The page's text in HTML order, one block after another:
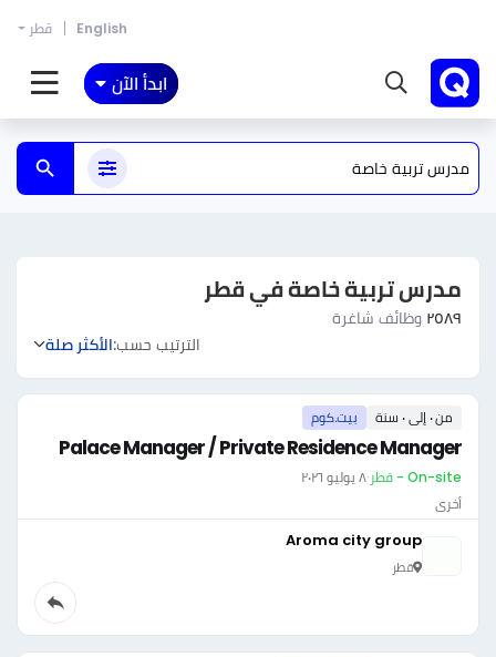
English قطر
ابدأ الآن
مدرس تربية خاصة في قطر
٢٥٨٩ وظائف شاغرة
الترتيب حسب:الأكثر صلة
من ٠ إلى ٠ سنة بيت.كوم
Palace Manager / Private Residence Manager
On-site - قطر ·٨ يوليو ٢٠٢٦
أخرى
Aroma city group
قطر